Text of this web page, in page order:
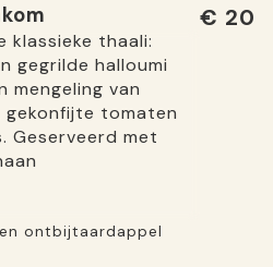
klassieke thaali:
gegrilde halloumi
mengeling van
gekonfijte tomaten
Geserveerd met
ontbijtaardappel
€ 20